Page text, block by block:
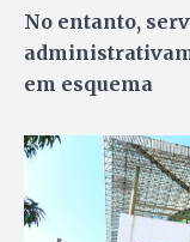
No entanto,
em esquema